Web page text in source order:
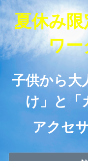
夏休み
ワ
子供から大
け」と「
アクセ